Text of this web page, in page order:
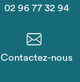
02 96 77 32 94
Contactez-nous